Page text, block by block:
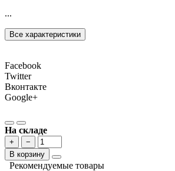
...
Все характеристики
Facebook
Twitter
Вконтакте
Google+
На складе
+
−
В корзину
Рекомендуемые товары